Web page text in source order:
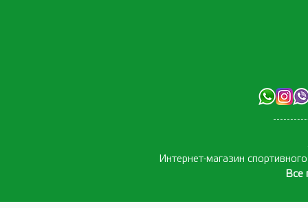
Интернет-магазин
Все